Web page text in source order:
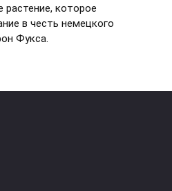
которое
в честь немецкого
Фукса.